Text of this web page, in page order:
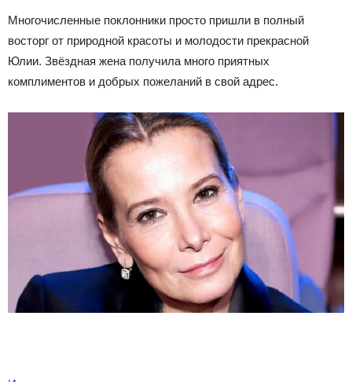
Многочисленные поклонники просто пришли в полный
восторг от природной красоты и молодости прекрасной
Юлии. Звёздная жена получила много приятных
комплиментов и добрых пожеланий в свой адрес.